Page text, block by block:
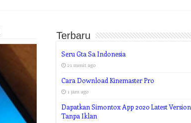
Terbaru
Seru Gta Sa Indonesia
21 menit ago
Cara Download Kinemaster Pro
1 jam ago
Dapatkan Simontox App 2020 Latest Version
Tanpa Iklan